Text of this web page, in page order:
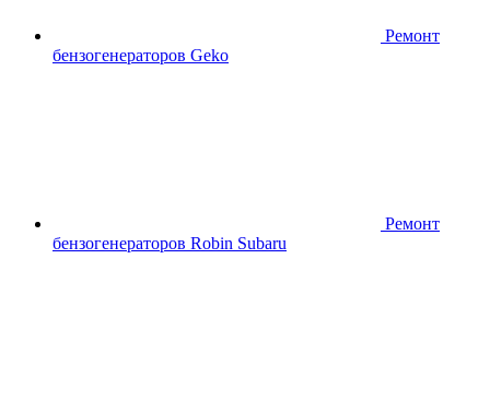
Ремонт
бензогенераторов Geko
Ремонт
бензогенераторов Robin Subaru